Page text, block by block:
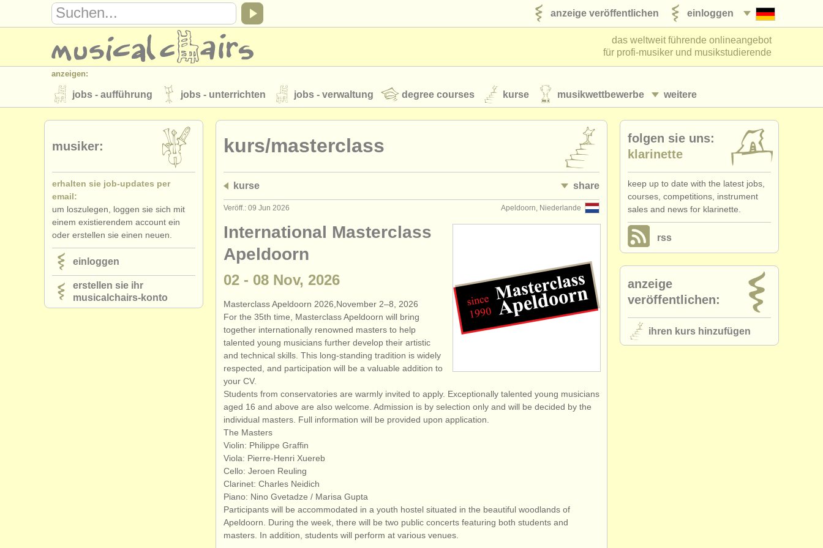
einloggen
anzeige veröffentlichen
das weltweit führende onlineangebot
für profi-musiker und musikstudierende
anzeigen:
weitere
jobs - aufführung jobs - unterrichten jobs - verwaltung degree courses kurse musikwettbewerbe
instrumentenverkauf gestohlene instrumente
verzeichnisse:
musikhochschulen
musicalchairs:
über musicalchairs kontakt rss feeds
verlage:
anzeige veröffentlichen find out about our
kurs/masterclass
kurse share
Apeldoorn, Niederlande
Veröff.: 09 Jun 2026
International Masterclass
Apeldoorn
02 - 08 Nov, 2026
Masterclass Apeldoorn 2026,November 2–8, 2026
For the 35th time, Masterclass Apeldoorn will bring
together internationally renowned masters to help
talented young musicians further develop their artistic
and technical skills. This long-standing tradition is widely
respected, and participation will be a valuable addition to
your CV.
Students from conservatories are warmly invited to apply. Exceptionally talented young musicians
aged 16 and above are also welcome. Admission is by selection only and will be decided by the
individual masters. Full information will be provided upon application.
The Masters
Violin: Philippe Graffin
Viola: Pierre-Henri Xuereb
Cello: Jeroen Reuling
Clarinet: Charles Neidich
Piano: Nino Gvetadze / Marisa Gupta
Participants will be accommodated in a youth hostel situated in the beautiful woodlands of
Apeldoorn. During the week, there will be two public concerts featuring both students and
masters. In addition, students will perform at various venues.
musiker:
erhalten sie job-updates per
email:
um loszulegen, loggen sie sich mit
einem existierendem account ein
oder erstellen sie einen neuen.
einloggen
erstellen sie ihr
musicalchairs-konto
folgen sie uns:
klarinette
keep up to date with the latest jobs,
courses, competitions, instrument
sales and news for klarinette.
rss
anzeige
veröffentlichen:
ihren kurs hinzufügen